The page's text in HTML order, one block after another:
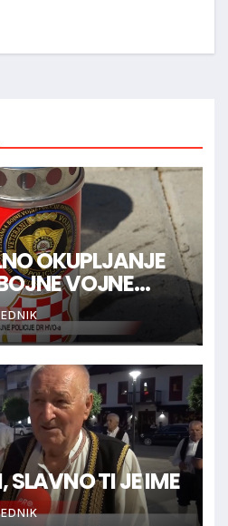
OKUPLJANJE
VOJNE
a -
SLAVNO TI JE IME